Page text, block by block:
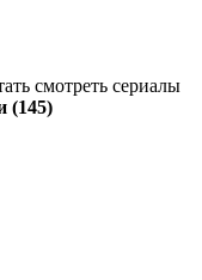
смотреть сериалы
(145)